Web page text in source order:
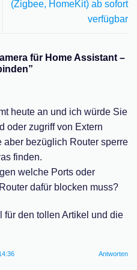
(Zigbee, HomeKit) ab sofort
verfügbar
für Home Assistant –
”
heute an und ich würde Sie
oder zugriff von Extern
aber bezüglich Router sperre
finden.
welche Ports oder
dafür blocken muss?
für den tollen Artikel und die
Antworten